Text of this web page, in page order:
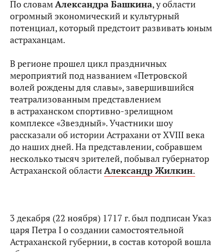
По словамАлександра Башкина, у области
огромный экономический и культурный
потенциал, который предстоит развивать юным
астраханцам.
В регионе прошел цикл праздничных
мероприятий под названием «Петровской
волей рождены для славы», завершившийся
театрализованным представлением
в астраханском спортивно-зрелищном
комплексе «Звездный». Участники шоу
рассказали об истории Астрахани от XVIII века
до наших дней. На представлении, собравшем
несколько тысяч зрителей, побывал губернатор
Астраханской областиАлександр Жилкин.
3 декабря (22 ноября) 1717 г. был подписан Указ
царя Петра I о создании самостоятельной
Астраханской губернии, в состав которой вошла